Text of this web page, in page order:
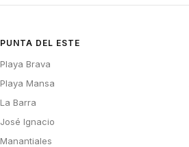
PUNTA DEL ESTE
Playa Brava
Playa Mansa
La Barra
José Ignacio
Manantiales